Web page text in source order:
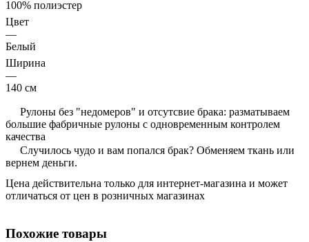
100% полиэстер
Цвет
—
Белый
Ширина
—
140 см
Рулоны без "недомеров" и отсутсвие брака: разматываем
большие фабричные рулоны с одновременным контролем
качества
Случилось чудо и вам попался брак? Обменяем ткань или
вернем деньги.
Цена действительна только для интернет-магазина и может
отличаться от цен в розничных магазинах
Похожие товары